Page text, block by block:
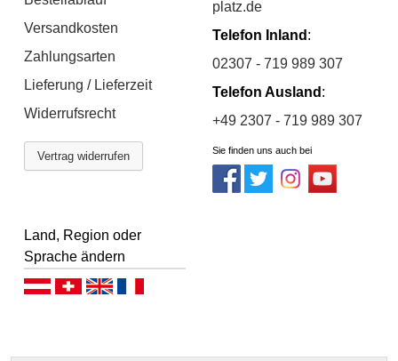
Versandkosten
Zahlungsarten
Lieferung / Lieferzeit
Widerrufsrecht
Vertrag widerrufen
platz.de
Telefon Inland :
02307 - 719 989 307
Telefon Ausland :
+49 2307 - 719 989 307
Sie finden uns auch bei
Land, Region oder
Sprache ändern
Deutsch (AT)Deutsch (CH)